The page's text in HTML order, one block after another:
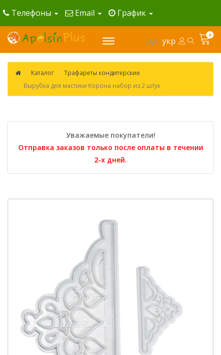
Телефоны Email График
рус укр
0
Каталог
Трафареты кондитерские
Вырубка для мастики Корона набор из 2 штук
Уважаемые покупатели!
Отправка заказов только после оплаты в течении
2-х дней.